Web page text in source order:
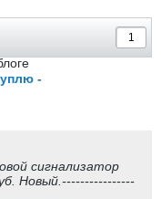
-
сигнализатор
Новый.----------------